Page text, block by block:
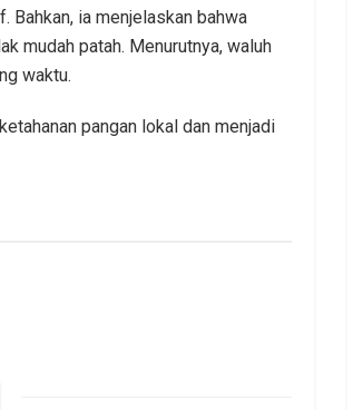
Bahkan, ia menjelaskan bahwa
mudah patah. Menurutnya, waluh
waktu.
pangan lokal dan menjadi